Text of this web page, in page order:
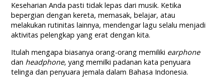
Keseharian Anda pasti tidak lepas dari musik. Ketika
bepergian dengan kereta, memasak, belajar, atau
melakukan rutinitas lainnya, mendengar lagu selalu menjadi
aktivitas pelengkap yang erat dengan kita.
Itulah mengapa biasanya orang-orang memiliki earphone
dan headphone, yang memilki padanan kata penyuara
telinga dan penyuara jemala dalam Bahasa Indonesia.